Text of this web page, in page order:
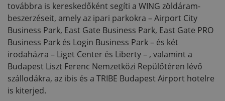
továbbra is kereskedőként segíti a WING zöldáram-
beszerzéseit, amely az ipari parkokra – Airport City
Business Park, East Gate Business Park, East Gate PRO
Business Park és Login Business Park – és két
irodaházra – Liget Center és Liberty – , valamint a
Budapest Liszt Ferenc Nemzetközi Repülőtéren lévő
szállodákra, az ibis és a TRIBE Budapest Airport hotelre
is kiterjed.